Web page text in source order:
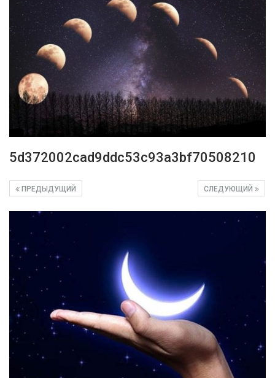
5d372002cad9ddc53c93a3bf70508210
СЛЕДУЮЩИЙ
ПРЕДЫДУЩИЙ